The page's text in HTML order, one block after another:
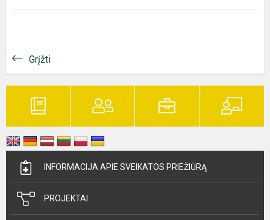
Grįžti
INFORMACIJA APIE SVEIKATOS PRIEŽIŪRĄ
PROJEKTAI